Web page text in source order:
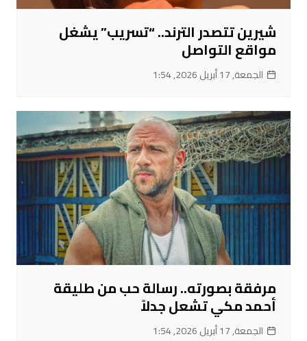
شيرين تتصدر الترند.. “تسريب” يشغل
مواقع التواصل
الجمعة, 17 أبريل 2026, 1:54
مرفقة بصورته.. رسالة حب من طليقة
أحمد مكي تشعل جدلاً
الجمعة, 17 أبريل 2026, 1:54